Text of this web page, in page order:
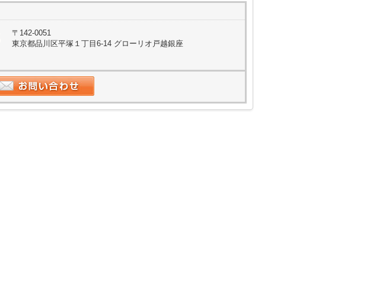
〒142-0051
東京都品川区平塚１丁目6-14 グローリオ戸越銀座